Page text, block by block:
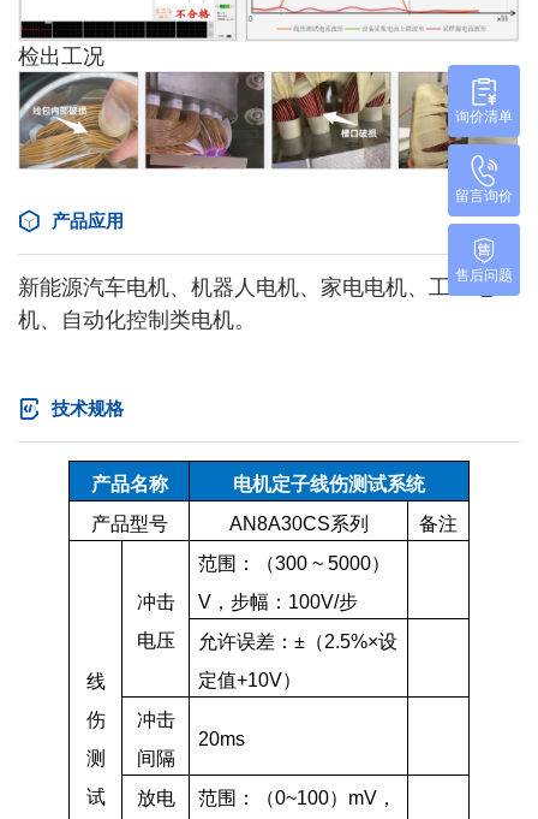
检出工况
产品应用
新能源汽车电机、机器人电机、家电电机、工业电
机、自动化控制类电机。
技术规格
产品名称
电机定子线伤测试系统
产品型号
AN8A30CS系列 备注
线
伤
测
试
冲击
电压
范围：（300 ~ 5000）
V，步幅：100V/步
允许误差：±（2.5%×设
定值+10V）
冲击
间隔
20ms
放电
范围：（0~100）mV，
询价清单
留言询价
售后问题